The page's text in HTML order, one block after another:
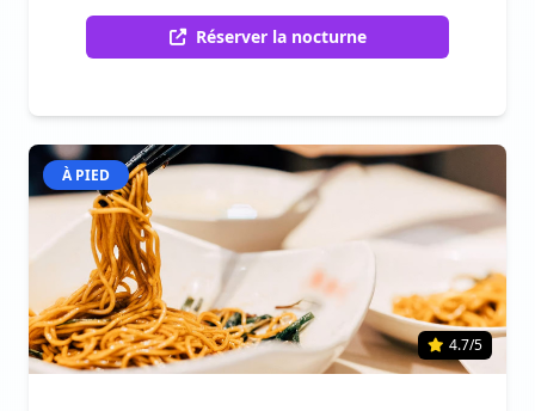
Réserver la nocturne
À PIED
4.7/5